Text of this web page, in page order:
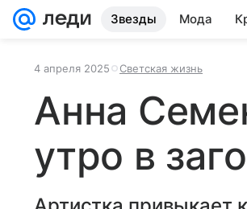
Звезды Мода
4 апреля 2025 Светская жизнь
Анна
утро в